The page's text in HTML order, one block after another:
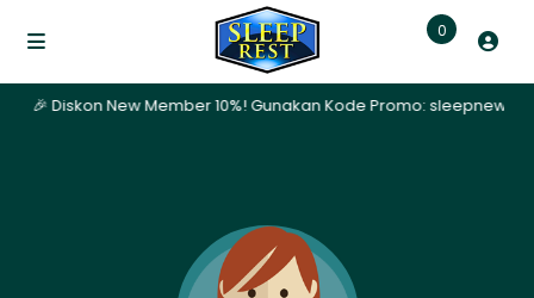
🎉 Diskon New Member 10%! Gunakan Kode Promo:
0